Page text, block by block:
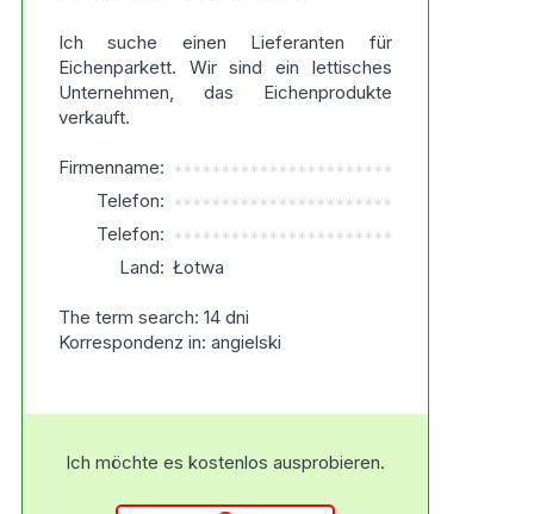
Ich suche einen Lieferanten für
Eichenparkett. Wir sind ein lettisches
Unternehmen, das Eichenprodukte
verkauft.
Firmenname: ***********************
Telefon: ***********************
Telefon: ***********************
Land: Łotwa
The term search: 14 dni
Korrespondenz in: angielski
Ich möchte es kostenlos ausprobieren.